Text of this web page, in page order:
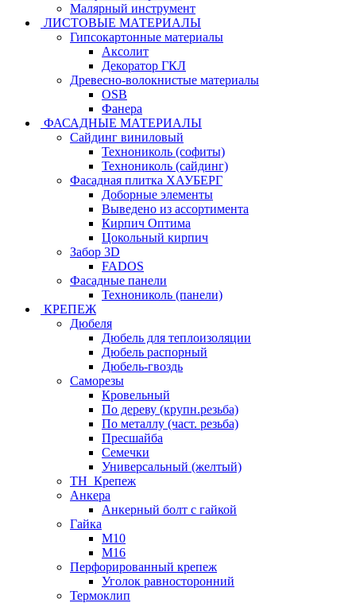
Малярный инструмент
ЛИСТОВЫЕ МАТЕРИАЛЫ
Гипсокартонные материалы
Аксолит
Декоратор ГКЛ
Древесно-волокнистые материалы
OSB
Фанера
ФАСАДНЫЕ МАТЕРИАЛЫ
Сайдинг виниловый
Технониколь (софиты)
Технониколь (сайдинг)
Фасадная плитка ХАУБЕРГ
Доборные элементы
Выведено из ассортимента
Кирпич Оптима
Цокольный кирпич
Забор 3D
FADOS
Фасадные панели
Технониколь (панели)
КРЕПЕЖ
Дюбеля
Дюбель для теплоизоляции
Дюбель распорный
Дюбель-гвоздь
Саморезы
Кровельный
По дереву (крупн.резьба)
По металлу (част. резьба)
Пресшайба
Семечки
Универсальный (желтый)
ТН_Крепеж
Анкера
Анкерный болт с гайкой
Гайка
М10
М16
Перфорированный крепеж
Уголок равносторонний
Термоклип